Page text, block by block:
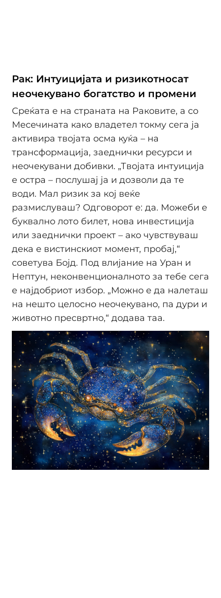
Рак: Интуицијата и ризикотносат
неочекувано богатство и промени
Среќата е на страната на Раковите, а со
Месечината како владетел токму сега ја
активира твојата осма куќа – на
трансформација, заеднички ресурси и
неочекувани добивки. „Твојата интуиција
е остра – послушај ја и дозволи да те
води. Мал ризик за кој веќе
размислуваш? Одговорот е: да. Можеби е
буквално лото билет, нова инвестиција
или заеднички проект – ако чувствуваш
дека е вистинскиот момент, пробај,“
советува Бојд. Под влијание на Уран и
Нептун, неконвенционалното за тебе сега
е најдобриот избор. „Можно е да налеташ
на нешто целосно неочекувано, па дури и
животно пресвртно,“ додава таа.